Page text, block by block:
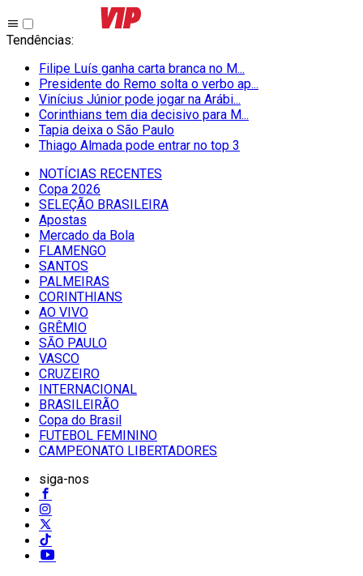
Tendências:
Filipe Luís ganha carta branca no M...
Presidente do Remo solta o verbo ap...
Vinícius Júnior pode jogar na Arábi...
Corinthians tem dia decisivo para M...
Tapia deixa o São Paulo
Thiago Almada pode entrar no top 3
NOTÍCIAS RECENTES
Copa 2026
SELEÇÃO BRASILEIRA
Apostas
Mercado da Bola
FLAMENGO
SANTOS
PALMEIRAS
CORINTHIANS
AO VIVO
GRÊMIO
SĀO PAULO
VASCO
CRUZEIRO
INTERNACIONAL
BRASILEIRÃO
Copa do Brasil
FUTEBOL FEMININO
CAMPEONATO LIBERTADORES
siga-nos